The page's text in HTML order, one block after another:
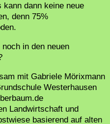
dann keine neue
denn 75%
in den neuen
mit Gabriele Mörixmann
Westerhausen
Landwirtschaft und
basierend auf alten